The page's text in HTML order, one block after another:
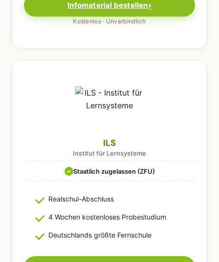
Infomaterial bestellen
Kostenlos · Unverbindlich
ILS
Institut für Lernsysteme
✓ Staatlich zugelassen (ZFU)
Realschul-Abschluss
4 Wochen kostenloses Probestudium
Deutschlands größte Fernschule